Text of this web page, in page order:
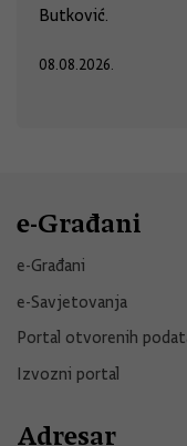
Butković.
08.08.2026.
e-Građani
e-Građani
e-Savjetovanja
Portal otvorenih
Izvozni portal
Adresar